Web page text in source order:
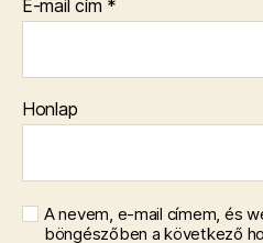
E-mail cím *
Honlap
A nevem, e-mail címem, és
böngészőben a következő